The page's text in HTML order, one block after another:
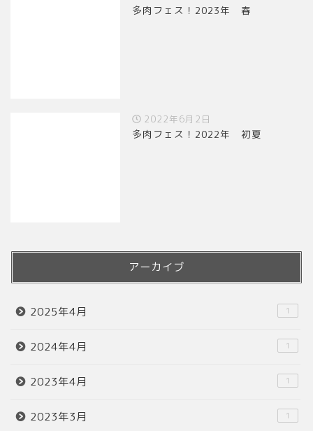
多肉フェス！2023年 春
2022年6月2日
多肉フェス！2022年 初夏
アーカイブ
2025年4月 1
2024年4月 1
2023年4月 1
2023年3月 1